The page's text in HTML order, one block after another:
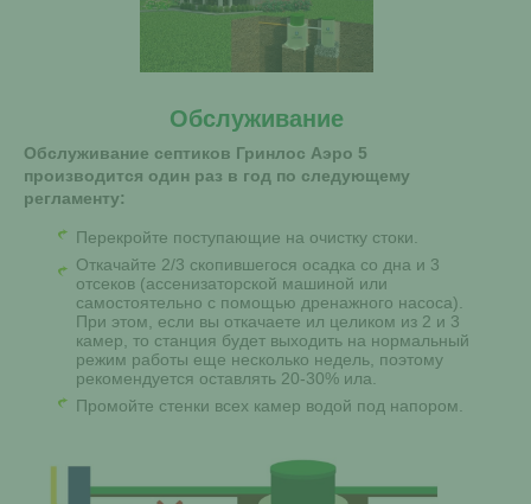
Обслуживание
Обслуживание септиков Гринлос Аэро 5
производится один раз в год по следующему
регламенту:
Перекройте поступающие на очистку стоки.
Откачайте 2/3 скопившегося осадка со дна и 3
отсеков (ассенизаторской машиной или
самостоятельно с помощью дренажного насоса).
При этом, если вы откачаете ил целиком из 2 и 3
камер, то станция будет выходить на нормальный
режим работы еще несколько недель, поэтому
рекомендуется оставлять 20-30% ила.
Промойте стенки всех камер водой под напором.